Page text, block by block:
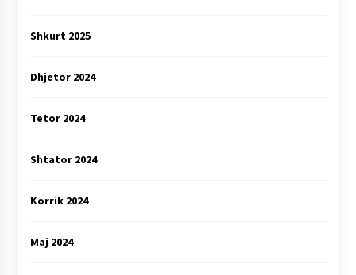
Shkurt 2025
Dhjetor 2024
Tetor 2024
Shtator 2024
Korrik 2024
Maj 2024